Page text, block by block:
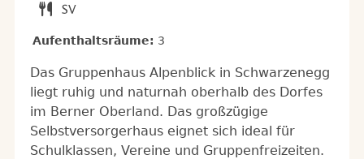
Aufenthaltsräume: 3
Das Gruppenhaus Alpenblick in Schwarzenegg
liegt ruhig und naturnah oberhalb des Dorfes
im Berner Oberland. Das großzügige
Selbstversorgerhaus eignet sich ideal für
Schulklassen, Vereine und Gruppenfreizeiten.